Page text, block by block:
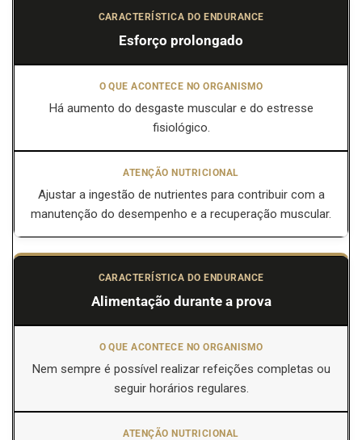
Esforço prolongado
Há aumento do desgaste muscular e do estresse
fisiológico.
Ajustar a ingestão de nutrientes para contribuir com a
manutenção do desempenho e a recuperação muscular.
Alimentação durante a prova
Nem sempre é possível realizar refeições completas ou
seguir horários regulares.